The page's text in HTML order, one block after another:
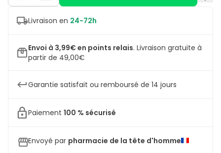
Livraison en 24-72h
Envoi à 3,99€ en points relais. Livraison gratuite à
partir de 49,00€
Garantie satisfait ou remboursé de 14 jours
Paiement 100 % sécurisé
Envoyé par pharmacie de la tête d'homme